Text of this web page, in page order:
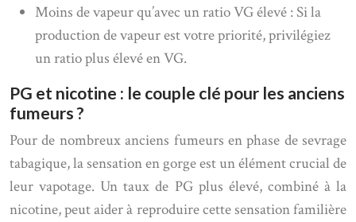
Moins de vapeur qu’avec un ratio VG élevé : Si la
production de vapeur est votre priorité, privilégiez
un ratio plus élevé en VG.
PG et nicotine : le couple clé pour les anciens
fumeurs ?
Pour de nombreux anciens fumeurs en phase de sevrage
tabagique, la sensation en gorge est un élément crucial de
leur vapotage. Un taux de PG plus élevé, combiné à la
nicotine, peut aider à reproduire cette sensation familière